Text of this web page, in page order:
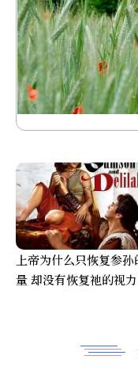
上帝为什么只恢复参孙
量 却没有恢复祂的视力